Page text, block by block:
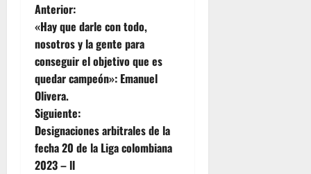
Anterior:
«Hay que darle con todo,
nosotros y la gente para
conseguir el objetivo que es
quedar campeón»: Emanuel
Olivera.
Siguiente:
Designaciones arbitrales de la
fecha 20 de la Liga colombiana
2023 – ll